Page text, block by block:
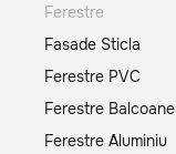
Ferestre
Fasade Sticla
Ferestre PVC
Ferestre Balcoane
Ferestre Aluminiu